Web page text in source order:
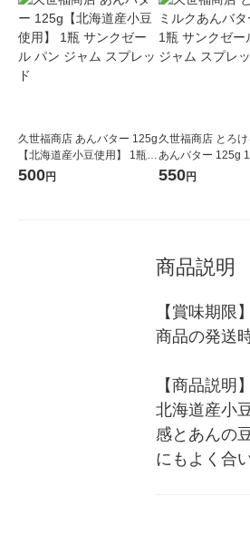
久世福商店 あんバター 125g
【北海道産小豆使用】 1瓶
サンクゼール パン ジャム ス
500円
久世福商店 とろ
あんバター 125g
ゼール パン ジャム
550円
商品説明
【賞味期限】
商品の発送
【商品説明】
北海道産小
感とあんの
にもよく合